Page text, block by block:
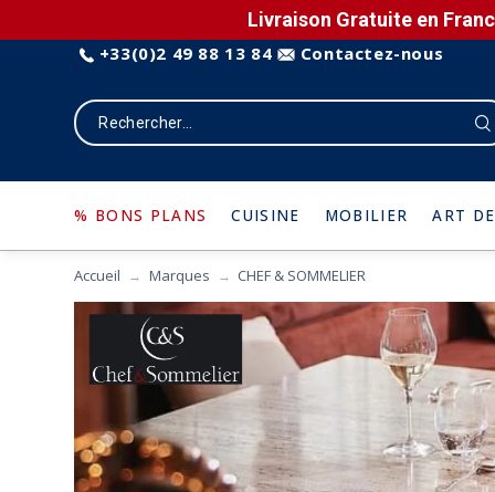
Livraison Gratuite en
+33(0)2 49 88 13 84 Contactez-nous
% BONS PLANS CUISINE MOBILIER ART
Accueil Marques CHEF & SOMMELIER